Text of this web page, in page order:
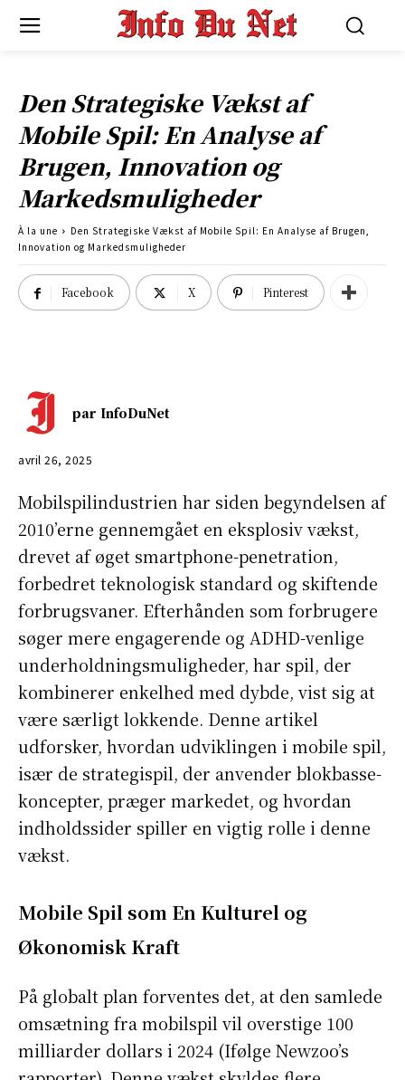
Den Strategiske Vækst af
Mobile Spil: En Analyse af
Brugen, Innovation og
Markedsmuligheder
À la une
Den Strategiske Vækst af Mobile Spil: En Analyse af Brugen,
Innovation og Markedsmuligheder
Facebook X Pinterest
par InfoDuNet
avril 26, 2025
Mobilspilindustrien har siden begyndelsen af
2010’erne gennemgået en eksplosiv vækst,
drevet af øget smartphone-penetration,
forbedret teknologisk standard og skiftende
forbrugsvaner. Efterhånden som forbrugere
søger mere engagerende og ADHD-venlige
underholdningsmuligheder, har spil, der
kombinerer enkelhed med dybde, vist sig at
være særligt lokkende. Denne artikel
udforsker, hvordan udviklingen i mobile spil,
især de strategispil, der anvender blokbasse-
koncepter, præger markedet, og hvordan
indholdssider spiller en vigtig rolle i denne
vækst.
Mobile Spil som En Kulturel og
Økonomisk Kraft
På globalt plan forventes det, at den samlede
omsætning fra mobilspil vil overstige 100
milliarder dollars i 2024 (Ifølge Newzoo’s